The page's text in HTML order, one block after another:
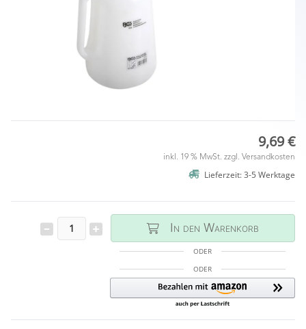
9,69 €
inkl. 19 % MwSt. zzgl. Versandkosten
Lieferzeit: 3-5 Werktage
In den Warenkorb
ODER
ODER